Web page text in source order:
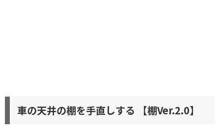
車の天井の棚を手直しする 【棚Ver.2.0】